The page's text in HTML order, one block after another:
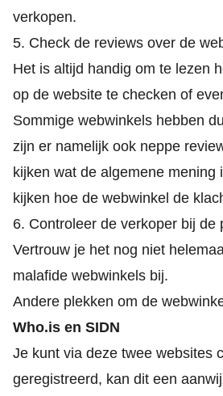
verkopen.
5. Check de reviews over de
Het is altijd handig om te lezen
op de website te checken of
Sommige webwinkels hebben
zijn er namelijk ook neppe
kijken wat de algemene
kijken hoe de webwinkel de
6. Controleer de verkoper bij de
Vertrouw je het nog niet
malafide webwinkels bij.
Andere plekken om de
Who.is en SIDN
Je kunt via deze twee websites
geregistreerd, kan dit een